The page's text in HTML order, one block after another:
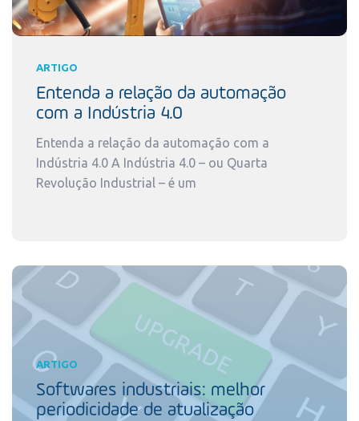
ARTIGO
Entenda a relação da automação
com a Indústria 4.0
Entenda a relação da automação com a
Indústria 4.0 A Indústria 4.0 – ou Quarta
Revolução Industrial – é um
ARTIGO
Softwares industriais: melhor
periodicidade de atualização